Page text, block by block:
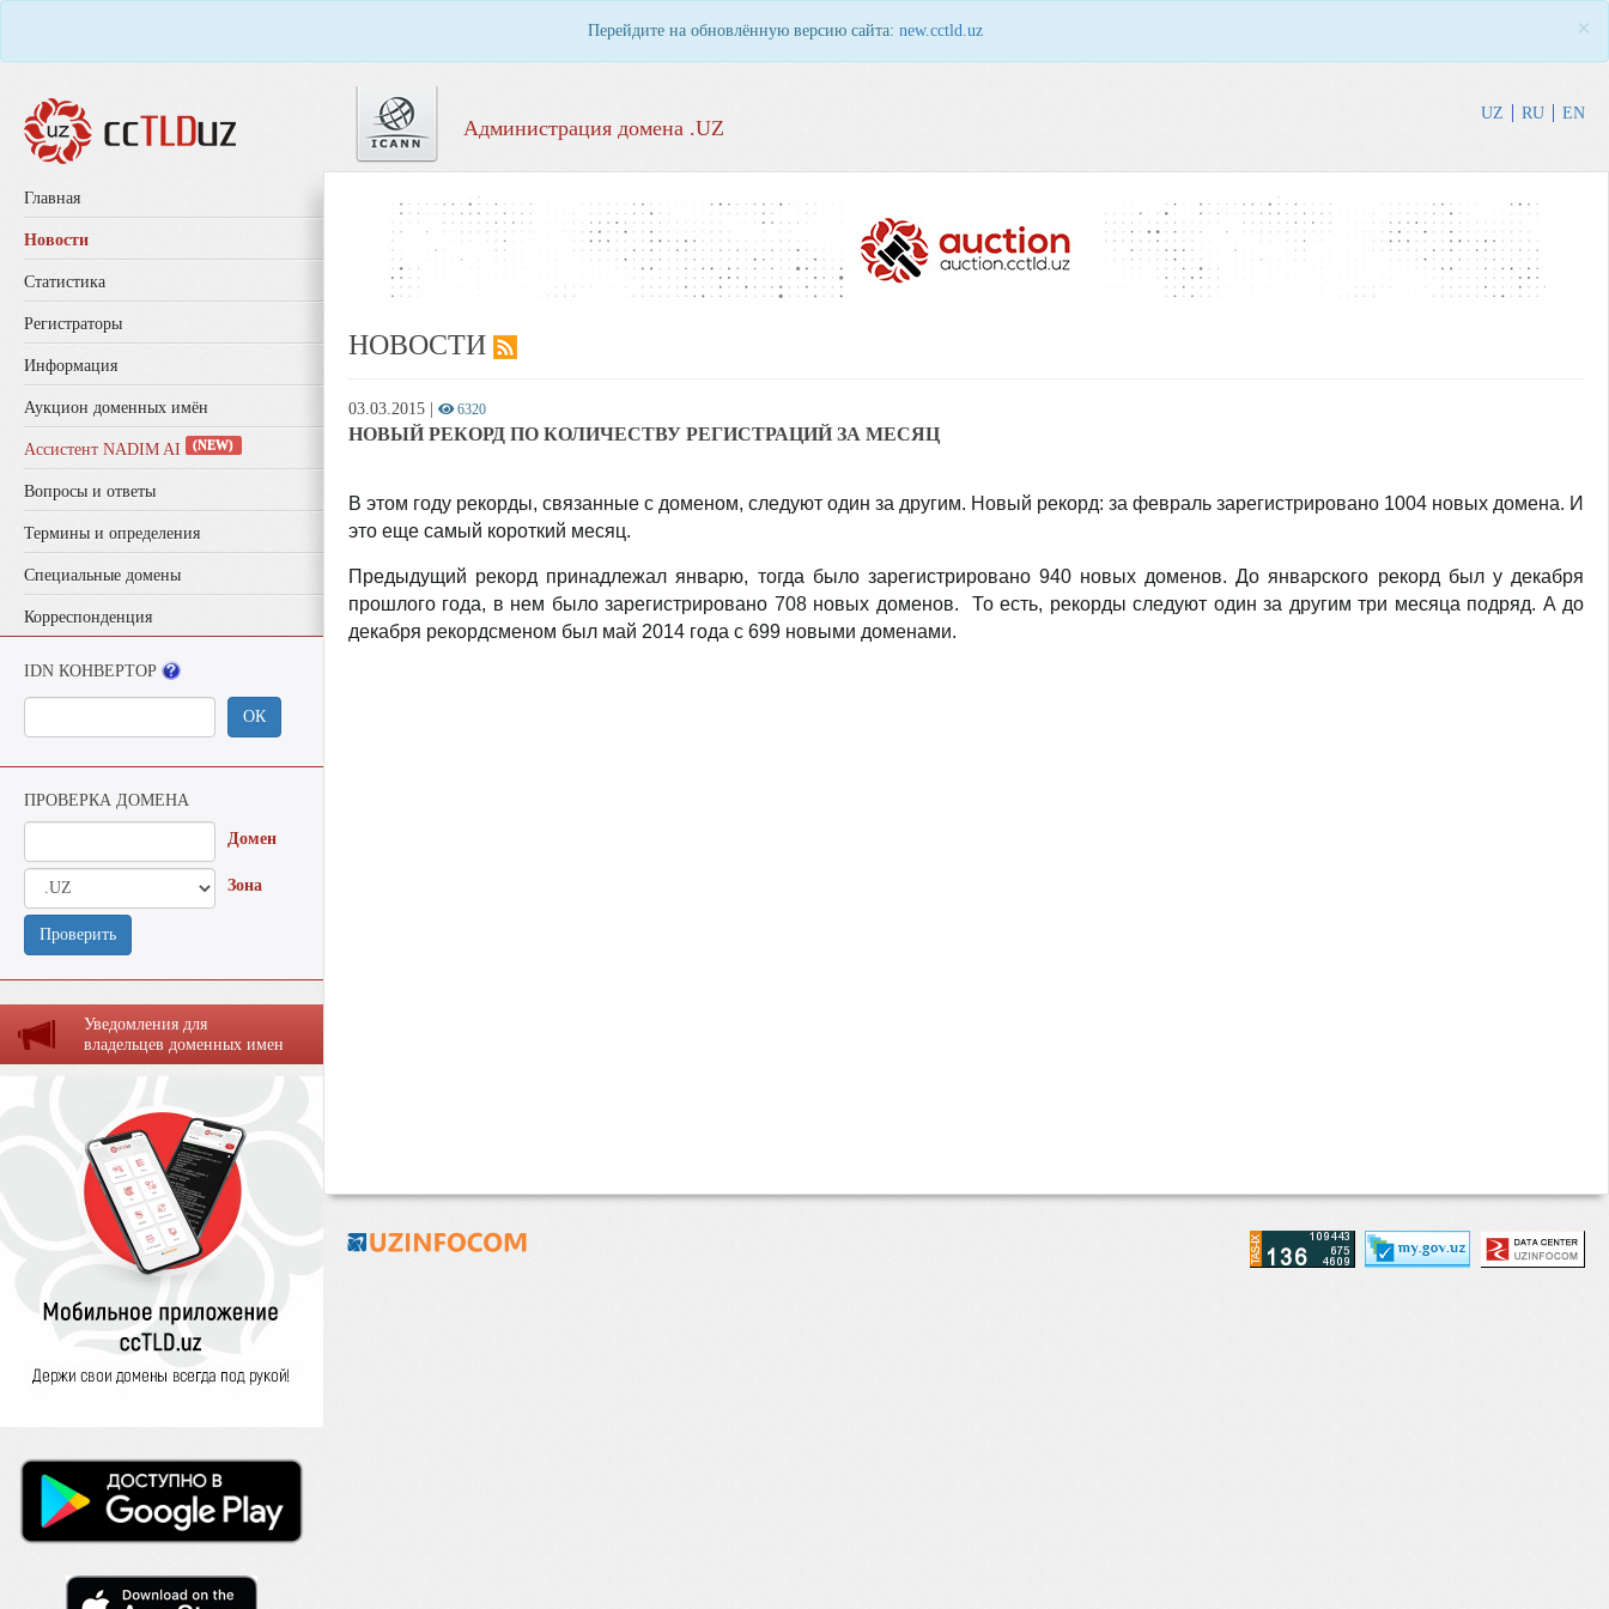
Перейдите на обновлённую версию сайта: new.cctld.uz ×
Администрация домена .UZ
UZ RU EN
Главная
Новости
Статистика
Регистраторы
Информация
Аукцион доменных имён
Ассистент NADIM AI (NEW)
Вопросы и ответы
Термины и определения
Специальные домены
Корреспонденция
IDN КОНВЕРТОР
ОК
ПРОВЕРКА ДОМЕНА
Домен
Зона
Проверить
Уведомления для
владельцев доменных имен
НОВОСТИ
03.03.2015 6320
НОВЫЙ РЕКОРД ПО КОЛИЧЕСТВУ РЕГИСТРАЦИЙ ЗА МЕСЯЦ
В этом году рекорды, связанные с доменом, следуют один за другим. Новый рекорд: за февраль зарегистрировано 1004 новых домена. И
это еще самый короткий месяц.
Предыдущий рекорд принадлежал январю, тогда было зарегистрировано 940 новых доменов. До январского рекорд был у декабря
прошлого года, в нем было зарегистрировано 708 новых доменов. То есть, рекорды следуют один за другим три месяца подряд. А до
декабря рекордсменом был май 2014 года с 699 новыми доменами.